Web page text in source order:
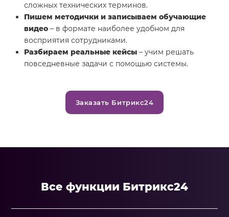
сложных технических терминов.
Пишем методички и записываем обучающие
видео – в формате наиболее удобном для
восприятия сотрудниками.
Разбираем реальные кейсы – учим решать
повседневные задачи с помощью системы.
Заказать Битрикс24
Все функции Битрикс24